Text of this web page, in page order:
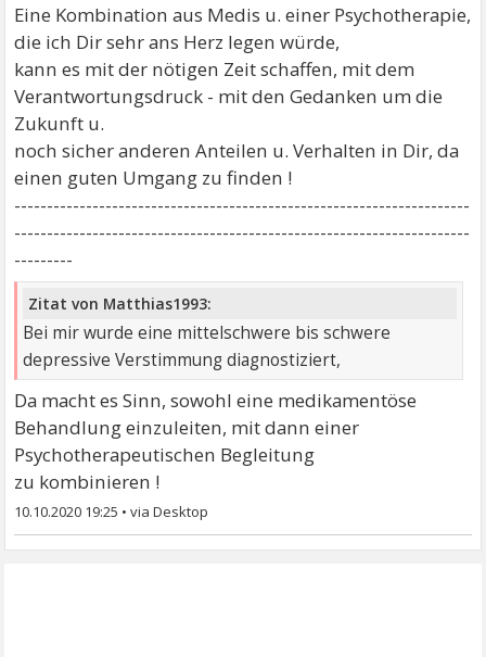
Eine Kombination aus Medis u. einer Psychotherapie,
die ich Dir sehr ans Herz legen würde,
kann es mit der nötigen Zeit schaffen, mit dem
Verantwortungsdruck - mit den Gedanken um die
Zukunft u.
noch sicher anderen Anteilen u. Verhalten in Dir, da
einen guten Umgang zu finden !
----------------------------------------------------------------------
----------------------------------------------------------------------
---------
Zitat von Matthias1993:
Bei mir wurde eine mittelschwere bis schwere
depressive Verstimmung diagnostiziert,
Da macht es Sinn, sowohl eine medikamentöse
Behandlung einzuleiten, mit dann einer
Psychotherapeutischen Begleitung
zu kombinieren !
10.10.2020 19:25 •